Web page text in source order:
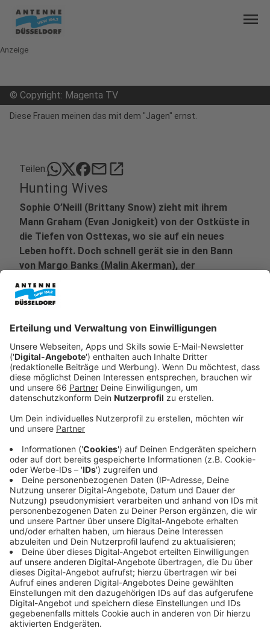
menu
Anzeige
© Copyright: Magenta TV
Diese Frauen meinen das mit dem "Jagen" ernst.
Teilen: mailopen_in_new
Hunting Wives
Sophie O’Neill (Brittany Snow) zieht mit ihrem
Mann Graham (Evan Jonigkeit) von der Ostküste in
die Tiefen von Osttexas, wo sie auf ein neues
Leben hofft. Doch schnell gerät sie in den Bann
von Margo Banks (Malin Akerman), der
(Dermot Mulroney). Margo steht im Zentrum einer
elitären Clique reicher Hausfrauen, die sich selbst
die „Hunting Wives“ nennen – ein Zirkel voller
Verlockungen, Affären und gefährlicher
Geheimnisse.
Veröffentlicht:Montag, 13.10.2025 19:22
Als Sophie immer tiefer in die glamouröse, aber
manipulative Welt von Margo und ihren Freundinnen
gezogen wird, verschwimmen die Grenzen zwischen
Faszination und Obsession. Was mit Partys und
Intrigen beginnt, entwickelt sich zu einem Strudel aus
Machtspielen, Verrat und schließlich sogar Mord. Aus
dem vermeintlichen Neuanfang wird für Sophie ein
Spiel auf Leben und Tod.
Streaming-Dienst: Magenta TV
Anzeige